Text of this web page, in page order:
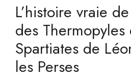
L’histoire vraie
des
Spartiates de
les Perses